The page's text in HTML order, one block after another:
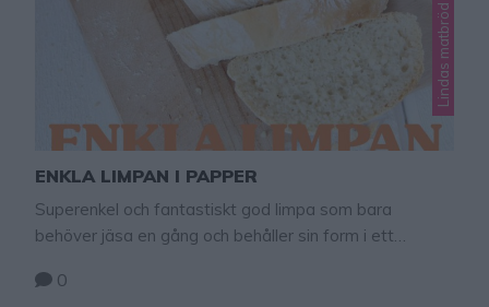
Lindas matbröd
ENKLA LIMPAN I PAPPER
Superenkel och fantastiskt god limpa som bara
behöver jäsa en gång och behåller sin form i ett
0